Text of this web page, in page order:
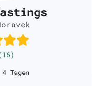
(16)
Tagen